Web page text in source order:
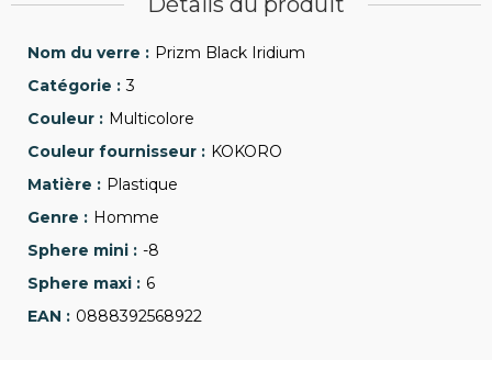
Prizm Black Iridium
3
Multicolore
KOKORO
Plastique
Homme
-8
6
0888392568922